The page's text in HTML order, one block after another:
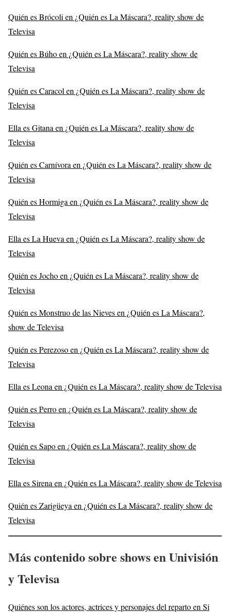
Quién es Brócoli en ¿Quién es La Máscara?, reality show de
Televisa
Quién es Búho en ¿Quién es La Máscara?, reality show de
Televisa
Quién es Caracol en ¿Quién es La Máscara?, reality show de
Televisa
Ella es Gitana en ¿Quién es La Máscara?, reality show de
Televisa
Quién es Carnívora en ¿Quién es La Máscara?, reality show de
Televisa
Quién es Hormiga en ¿Quién es La Máscara?, reality show de
Televisa
Ella es La Hueva en ¿Quién es La Máscara?, reality show de
Televisa
Quién es Jocho en ¿Quién es La Máscara?, reality show de
Televisa
Quién es Monstruo de las Nieves en ¿Quién es La Máscara?,
show de Televisa
Quién es Perezoso en ¿Quién es La Máscara?, reality show de
Televisa
Ella es Leona en ¿Quién es La Máscara?, reality show de Televisa
Quién es Perro en ¿Quién es La Máscara?, reality show de
Televisa
Quién es Sapo en ¿Quién es La Máscara?, reality show de
Televisa
Ella es Sirena en ¿Quién es La Máscara?, reality show de Televisa
Quién es Zarigüeya en ¿Quién es La Máscara?, reality show de
Televisa
Más contenido sobre shows en Univisión
y Televisa
Quiénes son los actores, actrices y personajes del reparto en Si